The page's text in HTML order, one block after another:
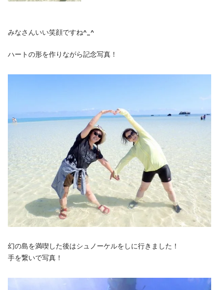
みなさんいい笑顔ですね^_^
ハートの形を作りながら記念写真！
幻の島を満喫した後はシュノーケルをしに行きました！
手を繋いで写真！